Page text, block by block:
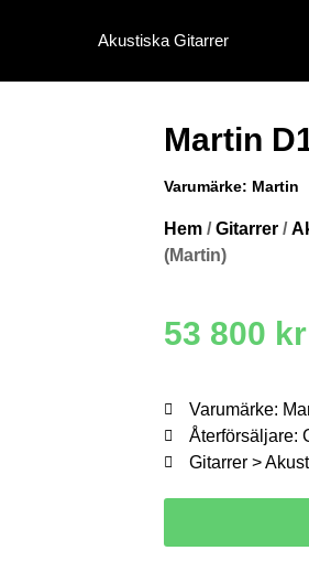
Akustiska Gitarrer
Martin
Varumärke: Martin
Hem /Gitarrer /
(Martin)
53 800 kr
Varumärke:
Återförsäljare:
Gitarrer >